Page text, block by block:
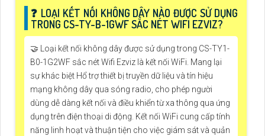
❓ LOẠI KẾT NỐI KHÔNG DÂY NÀO ĐƯỢC SỬ DỤNG
TRONG CS-TY-B-1GWF SẮC NÉT WIFI EZVIZ?
🤝 Loại kết nối không dây được sử dụng trong CS-TY1-
B0-1G2WF sắc nét Wifi Ezviz là kết nối WiFi. Mang lại
sự khác biệt Hổ trợ thiết bị truyền dữ liệu và tín hiệu
mạng không dây qua sóng radio, cho phép người
dùng dễ dàng kết nối và điều khiển từ xa thông qua ứng
dụng trên điện thoại di động. Kết nối WiFi cung cấp tính
năng linh hoạt và thuận tiện cho việc giám sát và quản